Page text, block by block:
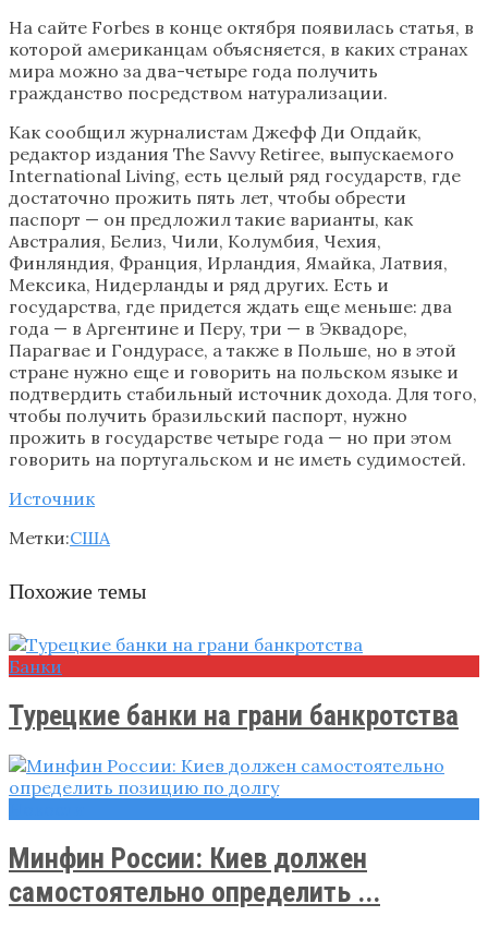
На сайте Forbes в конце октября появилась статья, в
которой американцам объясняется, в каких странах
мира можно за два-четыре года получить
гражданство посредством натурализации.
Как сообщил журналистам Джефф Ди Опдайк,
редактор издания The Savvy Retiree, выпускаемого
International Living, есть целый ряд государств, где
достаточно прожить пять лет, чтобы обрести
паспорт — он предложил такие варианты, как
Австралия, Белиз, Чили, Колумбия, Чехия,
Финляндия, Франция, Ирландия, Ямайка, Латвия,
Мексика, Нидерланды и ряд других. Есть и
государства, где придется ждать еще меньше: два
года — в Аргентине и Перу, три — в Эквадоре,
Парагвае и Гондурасе, а также в Польше, но в этой
стране нужно еще и говорить на польском языке и
подтвердить стабильный источник дохода. Для того,
чтобы получить бразильский паспорт, нужно
прожить в государстве четыре года — но при этом
говорить на португальском и не иметь судимостей.
Источник
Метки:США
Похожие темы
Банки
Турецкие банки на грани банкротства
Минфин России: Киев должен
самостоятельно определить ...